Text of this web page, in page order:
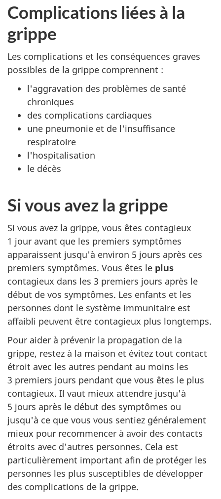
Complications liées à la
grippe
Les complications et les conséquences graves
possibles de la grippe comprennent :
l'aggravation des problèmes de santé
chroniques
des complications cardiaques
une pneumonie et de l'insuffisance
respiratoire
l'hospitalisation
le décès
Si vous avez la grippe
Si vous avez la grippe, vous êtes contagieux
1 jour avant que les premiers symptômes
apparaissent jusqu'à environ 5 jours après ces
premiers symptômes. Vous êtes le plus
contagieux dans les 3 premiers jours après le
début de vos symptômes. Les enfants et les
personnes dont le système immunitaire est
affaibli peuvent être contagieux plus longtemps.
Pour aider à prévenir la propagation de la
grippe, restez à la maison et évitez tout contact
étroit avec les autres pendant au moins les
3 premiers jours pendant que vous êtes le plus
contagieux. Il vaut mieux attendre jusqu'à
5 jours après le début des symptômes ou
jusqu'à ce que vous vous sentiez généralement
mieux pour recommencer à avoir des contacts
étroits avec d'autres personnes. Cela est
particulièrement important afin de protéger les
personnes les plus susceptibles de développer
des complications de la grippe.